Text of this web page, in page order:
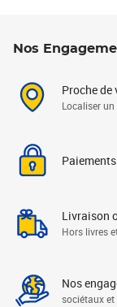
Nos
Proche de
Localiser
Livraison
Hors livres
Nos
sociétaux